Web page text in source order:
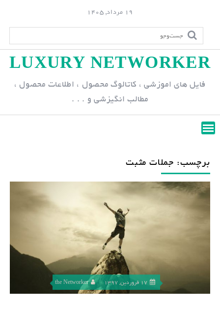
p
n
19 مرداد, 1405
LUXURY NETWORKER
فایل های اموزشی ، کاتالوگ محصول ، اطلاعات محصول ،
مطالب انگیزشی و . . .
برچسب: جملات مثبت
17 فروردین, 1397 the Networker